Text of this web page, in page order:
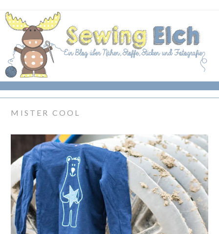
MISTER COOL